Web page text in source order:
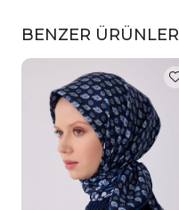
BENZER ÜRÜNLER